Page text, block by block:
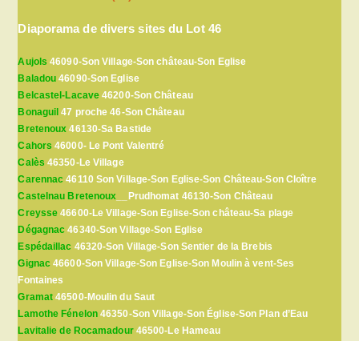
Diaporama de divers sites du Lot 46
Aujols 46090-Son Village-Son château-Son Eglise
Baladou 46090-Son Eglise
Belcastel-Lacave 46200-Son Château
Bonaguil 47 proche 46-Son Château
Bretenoux 46130-Sa Bastide
Cahors 46000- Le Pont Valentré
Calès 46350-Le Village
Carennac 46110 Son Village-Son Eglise-Son Château-Son Cloître
Castelnau Bretenoux __Prudhomat 46130-Son Château
Creysse 46600-Le Village-Son Eglise-Son château-Sa plage
Dégagnac 46340-Son Village-Son Eglise
Espédaillac 46320-Son Village-Son Sentier de la Brebis
Gignac 46600-Son Village-Son Eglise-Son Moulin à vent-Ses
Fontaines
Gramat 46500-Moulin du Saut
Lamothe Fénelon46350-Son Village-Son Église-Son Plan d’Eau
Lavitalie de Rocamadour46500-Le Hameau